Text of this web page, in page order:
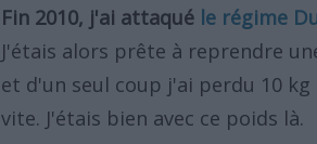
Fin 2010, j'ai attaqué le régime
J'étais alors prête à reprendre
et d'un seul coup j'ai perdu 10
vite. J'étais bien avec ce poids là.